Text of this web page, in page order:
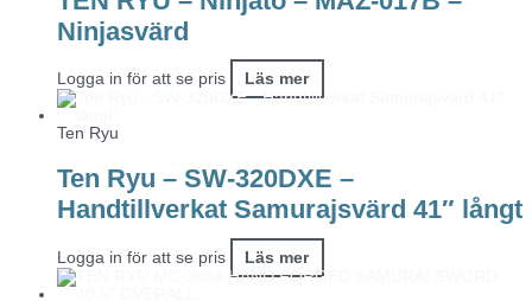
Ninjasvärd
Logga in för att se pris Läs mer
Ten Ryu
Ten Ryu – SW-320DXE –
Handtillverkat Samurajsvärd 41″ långt
Logga in för att se pris Läs mer